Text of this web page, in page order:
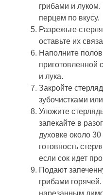
грибами и
перцем по вкусу.
Разрежьте
оставьте их
Наполните
приготовленной
и лука.
Закройте
зубочистками
Уложите
запекайте в
духовке около
готовность
если сок идет
Подают
грибами
нарезанным